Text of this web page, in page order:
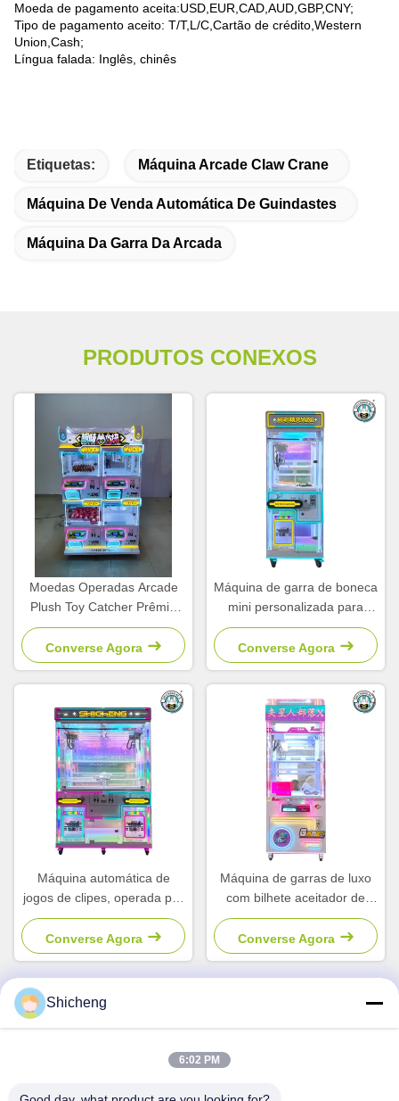
Moeda de pagamento aceita:USD,EUR,CAD,AUD,GBP,CNY;
Tipo de pagamento aceito: T/T,L/C,Cartão de crédito,Western
Union,Cash;
Língua falada: Inglês, chinês
Etiquetas: Máquina Arcade Claw Crane
Máquina De Venda Automática De Guindastes
Máquina Da Garra Da Arcada
PRODUTOS CONEXOS
Moedas Operadas Arcade
Plush Toy Catcher Prêmio
Boneca Máquina de Garra
Clip Toy Machine
Converse Agora
Máquina de garra de boneca
mini personalizada para
parques temáticos museus
Converse Agora
Máquina automática de
jogos de clipes, operada por
moedas, máquina de garras,
guindaste, máquina de duas
garras
Converse Agora
Máquina de garras de luxo
com bilhete aceitador de
moedas pusher máquina de
bonecas jogos para crianças
Converse Agora
Shicheng
6:02 PM